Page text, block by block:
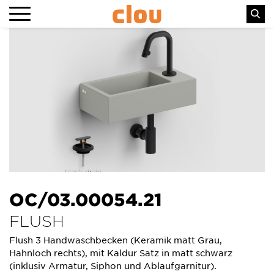
OC/03.00054.21
FLUSH
Flush 3 Handwaschbecken (Keramik matt Grau,
Hahnloch rechts), mit Kaldur Satz in matt schwarz
(inklusiv Armatur, Siphon und Ablaufgarnitur).